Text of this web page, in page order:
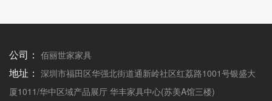
公司： 佰丽世家家具
地址： 深圳市福田区华强北街道通新岭社区红荔路1001号银盛大
厦1011/华中区域产品展厅 华丰家具中心(苏美A馆三楼)